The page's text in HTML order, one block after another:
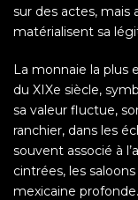
sur des actes, mais
matérialisent sa
La monnaie la plus
du XIXe siècle,
sa valeur fluctue,
ranchier, dans les
souvent associé à
cintrées, les
mexicaine